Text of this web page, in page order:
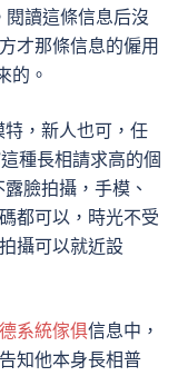
讀這條信息后沒
才那條信息的僱用
的。
，新人也可，任
種長相請求高的個
臉拍攝，手模、
都可以，時光不受
攝可以就近設
系統傢俱信息中，
知他本身長相普